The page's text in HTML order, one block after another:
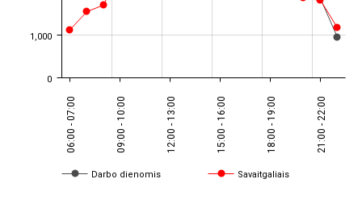
06:00 - 07:00 09:00 - 10:00 12:00 - 13:00 15:00 - 16:00 18:00 - 19:00 21:00 - 22:00
0
1,000
Darbo dienomis Savaitgaliais